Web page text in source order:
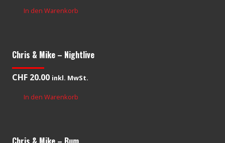
In den Warenkorb
Chris & Mike – Nightlive
CHF 20.00 inkl. MwSt.
In den Warenkorb